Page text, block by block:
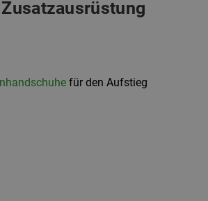
für den Aufstieg